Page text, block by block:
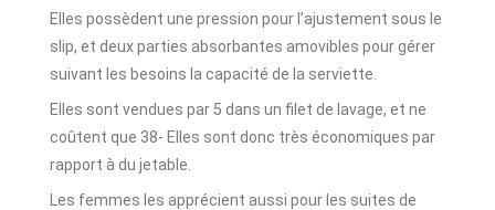
Elles possèdent une pression pour l’ajustement sous le
slip, et deux parties absorbantes amovibles pour gérer
suivant les besoins la capacité de la serviette.
Elles sont vendues par 5 dans un filet de lavage, et ne
coûtent que 38- Elles sont donc très économiques par
rapport à du jetable.
Les femmes les apprécient aussi pour les suites de